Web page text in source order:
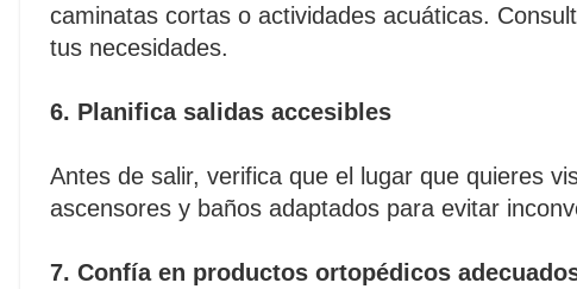
caminatas cortas o actividades acuáticas.
tus necesidades.
6. Planifica salidas accesibles
Antes de salir, verifica que el lugar que quieres
ascensores y baños adaptados para evitar
7. Confía en productos ortopédicos